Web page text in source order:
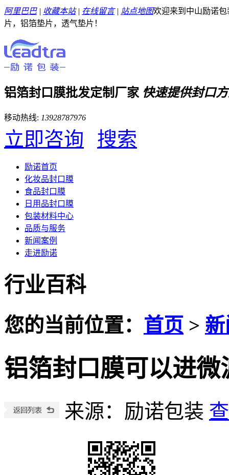
阿里巴巴| 收藏本站| 在线留言| 站点地图欢迎来到中山励诺
片，铝箔垫片，透气垫片！
铝箔封口膜批发定制厂家 快速提供封口
移动热线: 13928787976
立即咨询 搜索
励诺首页
化妆品封口膜
食品封口膜
日用品封口膜
包装材料中心
品质与服务
新闻案例
走进励诺
行业百科
您的当前位置： 首页 >
铝箔封口膜可以进微
来源：励诺包装